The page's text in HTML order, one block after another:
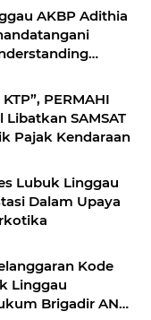
AKBP Adithia
PERMAHI
SAMSAT
Pajak Kendaraan
Lubuk Linggau
Dalam Upaya
Kode
Linggau
Brigadir AN